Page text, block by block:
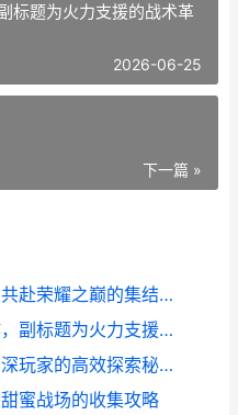
标题为火力支援的战术革
2026-06-25
下一篇 »
**王者荣耀战队收人口号，共赴荣耀之巅的集结号角**
和平精英移动炮台怎么制作，副标题为火力支援的战术革新
我的世界查找指令指南，资深玩家的高效探索秘籍
蜜战场的收集攻略